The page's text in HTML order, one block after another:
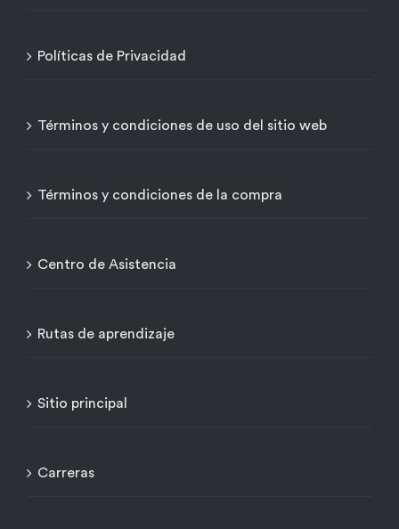
Políticas de Privacidad
Términos y condiciones de uso del sitio web
Términos y condiciones de la compra
Centro de Asistencia
Rutas de aprendizaje
Sitio principal
Carreras